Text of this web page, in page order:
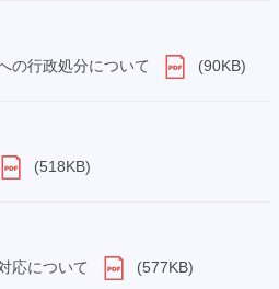
の行政処分について
(90KB)
(518KB)
応について
(577KB)